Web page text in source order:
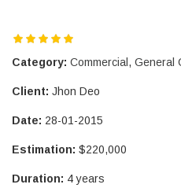
Category: Commercial , General
Client: Jhon Deo
Date: 28-01-2015
Estimation: $220,000
Duration: 4 years